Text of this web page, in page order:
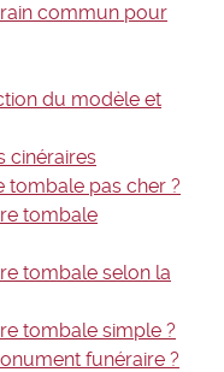
commun pour
du modèle et
cinéraires
tombale pas cher ?
tombale
tombale selon la
tombale simple ?
funéraire ?